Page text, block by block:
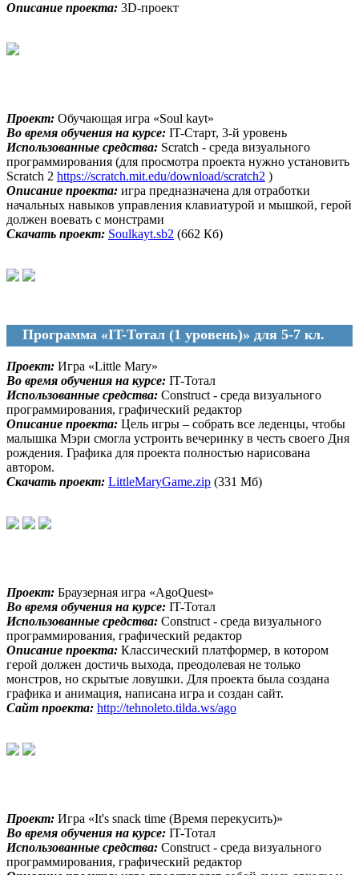
Описание проекта: 3D-проект
Проект: Обучающая игра «Soul kayt»
Во время обучения на курсе: IT-Старт, 3-й уровень
Использованные средства: Scratch - среда визуального
программирования (для просмотра проекта нужно установить
Scratch 2 https://scratch.mit.edu/download/scratch2 )
Описание проекта: игра предназначена для отработки
начальных навыков управления клавиатурой и мышкой, герой
должен воевать с монстрами
Скачать проект: Soulkayt.sb2 (662 Кб)
Программа «IT-Тотал (1 уровень)» для 5-7 кл.
Проект: Игра «Little Mary»
Во время обучения на курсе: IT-Тотал
Использованные средства: Construct - среда визуального
программирования, графический редактор
Описание проекта: Цель игры – собрать все леденцы, чтобы
малышка Мэри смогла устроить вечеринку в честь своего Дня
рождения. Графика для проекта полностью нарисована
автором.
Скачать проект: LittleMaryGame.zip (331 Мб)
Проект: Браузерная игра «AgoQuest»
Во время обучения на курсе: IT-Тотал
Использованные средства: Construct - среда визуального
программирования, графический редактор
Описание проекта: Классический платформер, в котором
герой должен достичь выхода, преодолевая не только
монстров, но скрытые ловушки. Для проекта была создана
графика и анимация, написана игра и создан сайт.
Сайт проекта: http://tehnoleto.tilda.ws/ago
Проект: Игра «It's snack time (Время перекусить)»
Во время обучения на курсе: IT-Тотал
Использованные средства: Construct - среда визуального
программирования, графический редактор